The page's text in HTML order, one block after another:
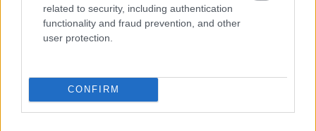
related to security, including authentication
functionality and fraud prevention, and other
user protection.
CONFIRM
Megosztás
Küldés
Itt állíthatod be
keresőben könnyebben megtaláld a